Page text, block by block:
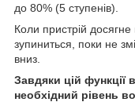
до 80% (5 ступенів).
Коли пристрій досягне
зупиниться, поки не
вниз.
Завдяки цій функції
необхідний рівень